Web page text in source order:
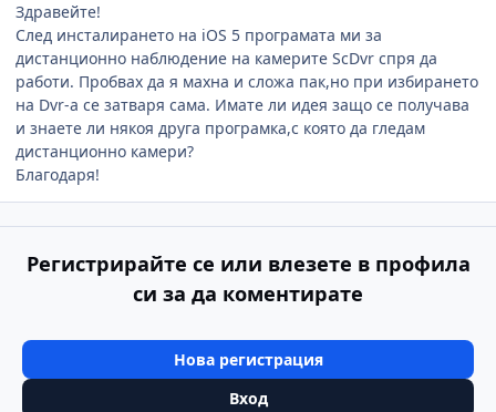
Здравейте!
След инсталирането на iOS 5 програмата ми за
дистанционно наблюдение на камерите ScDvr спря да
работи. Пробвах да я махна и сложа пак,но при избирането
на Dvr-a се затваря сама. Имате ли идея защо се получава
и знаете ли някоя друга програмка,с която да гледам
дистанционно камери?
Благодаря!
Регистрирайте се или влезете в профила
си за да коментирате
Нова регистрация
Вход